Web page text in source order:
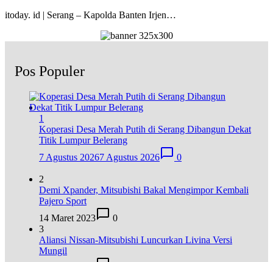
itoday. id | Serang – Kapolda Banten Irjen…
Pos Populer
1
Koperasi Desa Merah Putih di Serang Dibangun Dekat
Titik Lumpur Belerang
7 Agustus 20267 Agustus 2026 0
2
Demi Xpander, Mitsubishi Bakal Mengimpor Kembali
Pajero Sport
14 Maret 2023
0
3
Aliansi Nissan-Mitsubishi Luncurkan Livina Versi
Mungil